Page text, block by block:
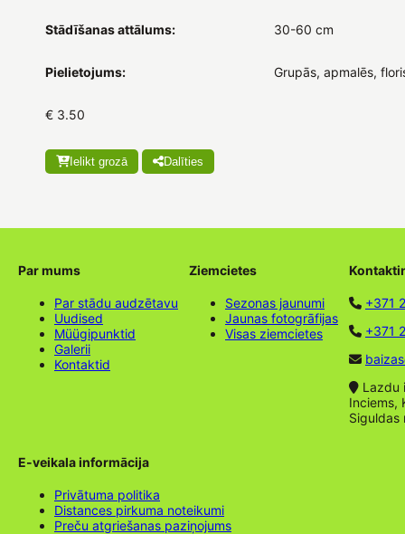
Stādīšanas attālums: 30-60 cm
Pielietojums: Grupās, apmalēs,
€ 3.50
Ielikt grozā Dalīties
Par mums
Par stādu audzētavu
Uudised
Müügipunktid
Galerii
Kontaktid
Ziemcietes
Sezonas jaunumi
Jaunas fotogrāfijas
Visas ziemcietes
+371
+371
Lazdu
Inciems,
Siguldas
E-veikala informācija
Privātuma politika
Distances pirkuma noteikumi
Preču atgriešanas paziņojums